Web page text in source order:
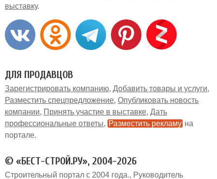
выставку
ДЛЯ ПРОДАВЦОВ
Зарегистрировать компанию Добавить товары и услуги
Разместить спецпредложение Опубликовать новость
компании
Принять участие в выставке Дать
профессиональные ответы
Разместить рекламу на
портале
© «БЕСТ-СТРОЙ.РУ», 2004-2026
Строительный портал с 2004 года. Руководитель